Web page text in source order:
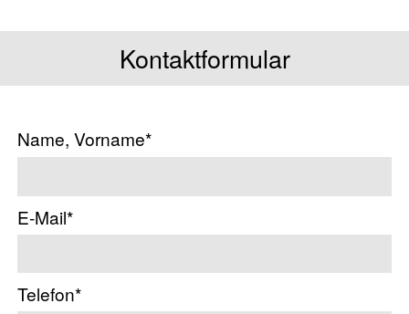
Kontaktformular
Name, Vorname*
E-Mail*
Telefon*